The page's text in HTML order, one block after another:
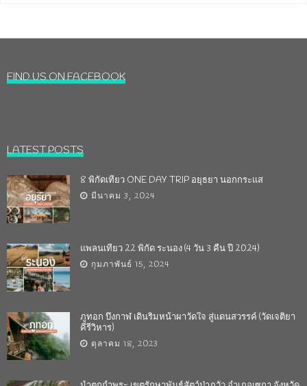
FIND US ON FACEBOOK
LATEST POSTS
8 พิกัดเที่ยว ONE DAY TRIP อยุธยา นอกกระแส
มีนาคม 3, 2024
แพลนเที่ยว 22 พิกัด ระนอง (4 วัน 3 คืน ปี 2024)
กุมภาพันธ์ 15, 2024
ภูทอก บึงกาฬ เดินริมหน้าผาวัดใจ สู่แดนสวรรค์ (วัดเจติยา
คีรีวิหาร)
ตุลาคม 18, 2023